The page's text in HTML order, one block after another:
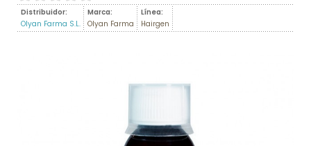
Distribuidor:
Olyan Farma S.L.
Marca:
Olyan Farma
Línea:
Hairgen